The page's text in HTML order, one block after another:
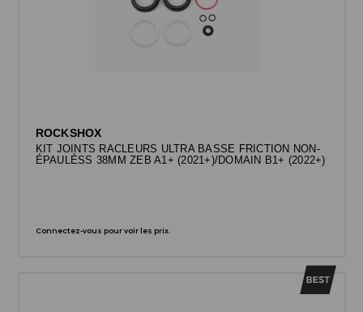
ROCKSHOX
KIT JOINTS RACLEURS ULTRA BASSE FRICTION NON-
ÉPAULÉSS 38MM ZEB A1+ (2021+)/DOMAIN B1+ (2022+)
Connectez-vous pour voir les prix.